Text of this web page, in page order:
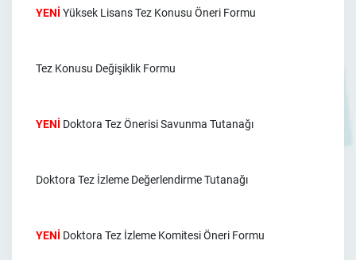
YENİ Yüksek Lisans Tez Konusu Öneri Formu
Tez Konusu Değişiklik Formu
YENİ Doktora Tez Önerisi Savunma Tutanağı
Doktora Tez İzleme Değerlendirme Tutanağı
YENİ Doktora Tez İzleme Komitesi Öneri Formu